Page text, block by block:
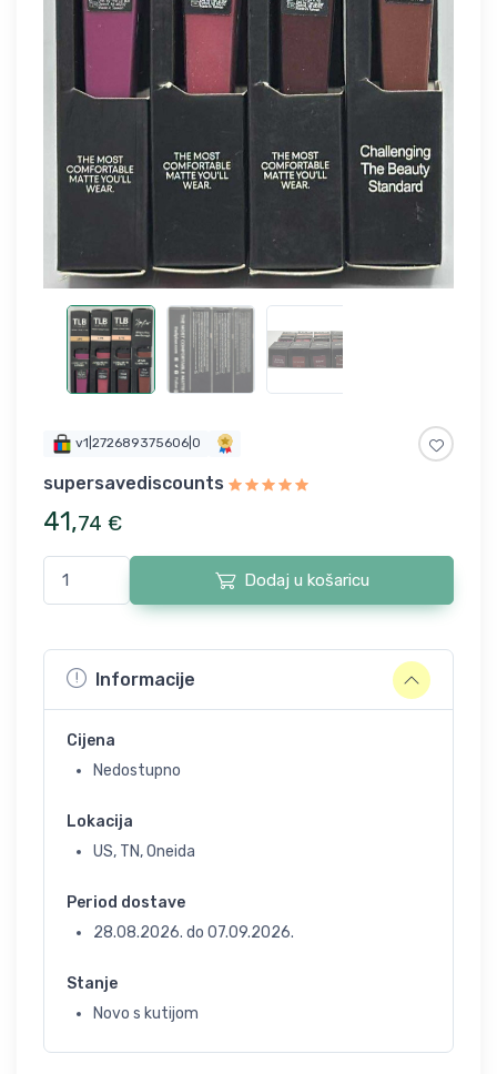
v1|272689375606|0
supersavediscounts
41,74 €
Dodaj u košaricu
Informacije
Cijena
Nedostupno
Lokacija
US, TN, Oneida
Period dostave
28.08.2026. do 07.09.2026.
Stanje
Novo s kutijom